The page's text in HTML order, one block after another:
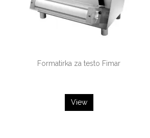
Formatirka za testo Fimar
View